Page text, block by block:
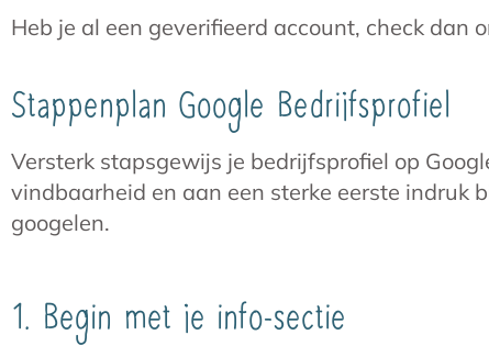
Heb je al een geverifieerd account, check dan
Stappenplan Google Bedrijfsprofiel
Versterk stapsgewijs je bedrijfsprofiel op
vindbaarheid en aan een sterke eerste indruk
googelen.
1. Begin met je info-sectie